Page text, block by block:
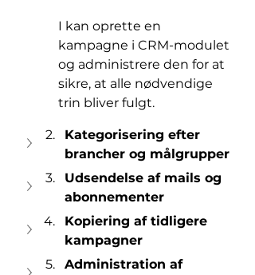
I kan oprette en
kampagne i CRM-modulet
og administrere den for at
sikre, at alle nødvendige
trin bliver fulgt.
Kategorisering efter
brancher og målgrupper
Udsendelse af mails og
abonnementer
Kopiering af tidligere
kampagner
Administration af